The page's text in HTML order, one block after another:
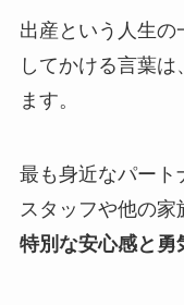
出産という人生の
してかける言葉
ます。
最も身近なパート
スタッフや他の家
特別な安心感と勇